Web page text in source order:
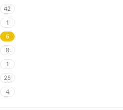
42
1
6
8
1
25
4